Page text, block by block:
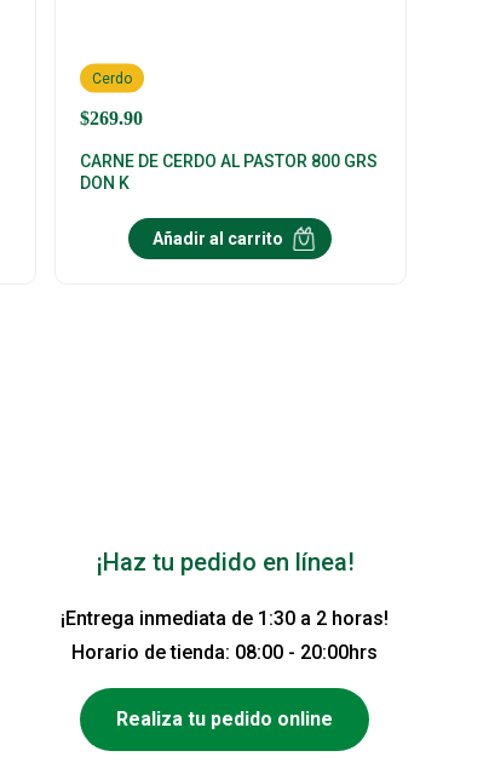
$269.90
Cerdo
CARNE DE CERDO AL PASTOR 800 GRS
DON K
Añadir al carrito
¡Haz tu pedido en línea!
¡Entrega inmediata de 1:30 a 2 horas!
Horario de tienda: 08:00 - 20:00hrs
Realiza tu pedido online